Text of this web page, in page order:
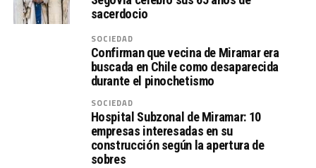
sacerdocio
SOCIEDAD
Confirman que vecina de Miramar era
buscada en Chile como desaparecida
durante el pinochetismo
SOCIEDAD
Hospital Subzonal de Miramar: 10
empresas interesadas en su
construcción según la apertura de
sobres